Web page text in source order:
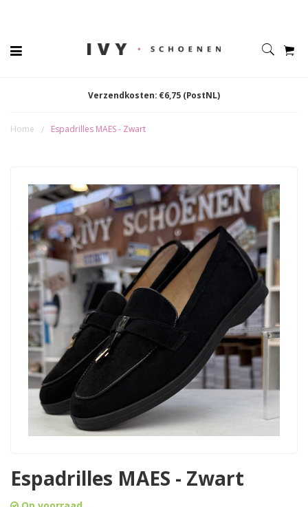
Verzendkosten: €6,75 (PostNL)
Home / Espadrilles MAES - Zwart
Espadrilles MAES - Zwart